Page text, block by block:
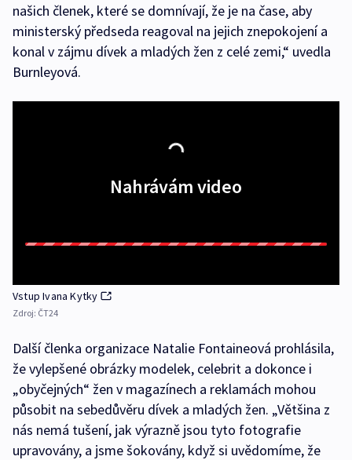
našich členek, které se domnívají, že je na čase, aby
ministerský předseda reagoval na jejich znepokojení a
konal v zájmu dívek a mladých žen z celé zemi,“ uvedla
Burnleyová.
Nahrávám video
Vstup Ivana Kytky
Zdroj: ČT24
Další členka organizace Natalie Fontaineová prohlásila,
že vylepšené obrázky modelek, celebrit a dokonce i
„obyčejných“ žen v magazínech a reklamách mohou
působit na sebedůvěru dívek a mladých žen. „Většina z
nás nemá tušení, jak výrazně jsou tyto fotografie
upravovány, a jsme šokovány, když si uvědomíme, že